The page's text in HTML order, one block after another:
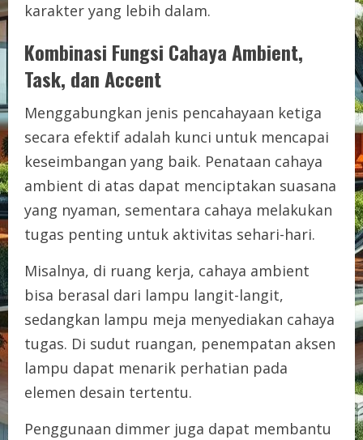
karakter yang lebih dalam.
Kombinasi Fungsi Cahaya Ambient,
Task, dan Accent
Menggabungkan jenis pencahayaan ketiga
secara efektif adalah kunci untuk mencapai
keseimbangan yang baik. Penataan cahaya
ambient di atas dapat menciptakan suasana
yang nyaman, sementara cahaya melakukan
tugas penting untuk aktivitas sehari-hari.
Misalnya, di ruang kerja, cahaya ambient
bisa berasal dari lampu langit-langit,
sedangkan lampu meja menyediakan cahaya
tugas. Di sudut ruangan, penempatan aksen
lampu dapat menarik perhatian pada
elemen desain tertentu.
Penggunaan dimmer juga dapat membantu